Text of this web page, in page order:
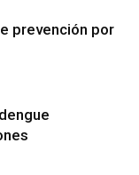
prevención por